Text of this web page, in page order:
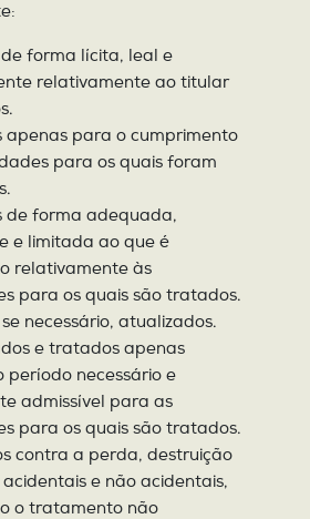
de forma lícita, leal e
relativamente ao titular
apenas para o cumprimento
para os quais foram
de forma adequada,
e limitada ao que é
relativamente às
para os quais são tratados.
necessário, atualizados.
e tratados apenas
período necessário e
admissível para as
para os quais são tratados.
contra a perda, destruição
e não acidentais,
o tratamento não